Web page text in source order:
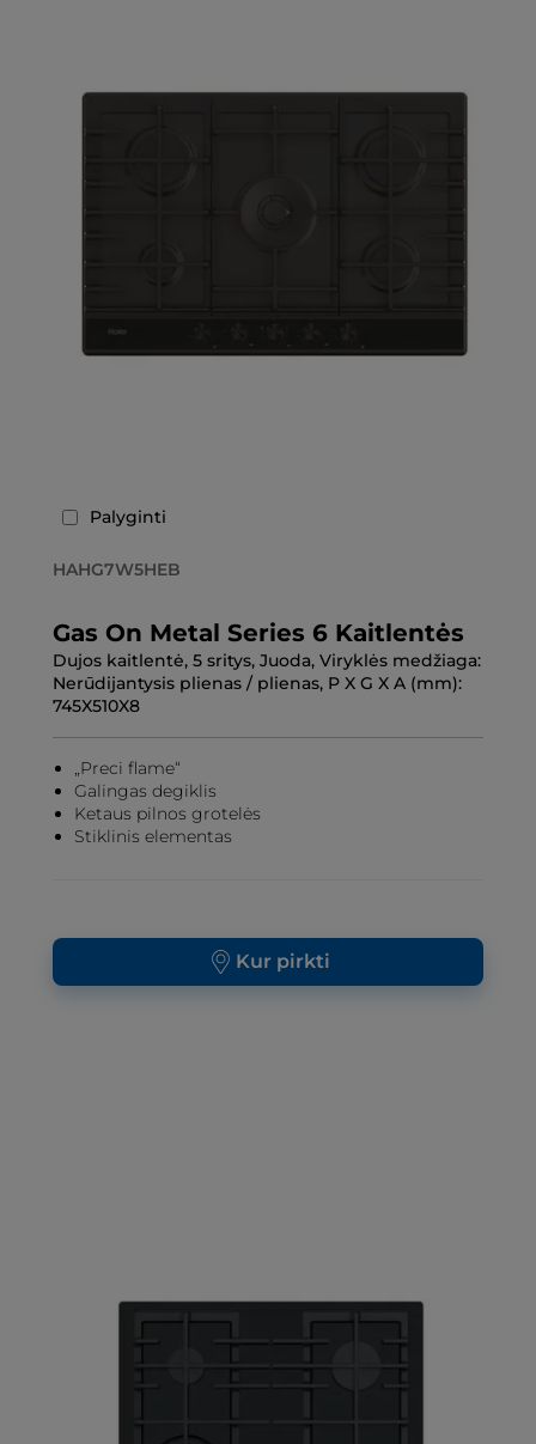
Palyginti
HAHG7W5HEB
Gas On Metal Series 6 Kaitlentės
Dujos kaitlentė, 5 sritys, Juoda, Viryklės medžiaga:
Nerūdijantysis plienas / plienas, P X G X A (mm):
745X510X8
„Preci flame“
Galingas degiklis
Ketaus pilnos grotelės
Stiklinis elementas
Kur pirkti